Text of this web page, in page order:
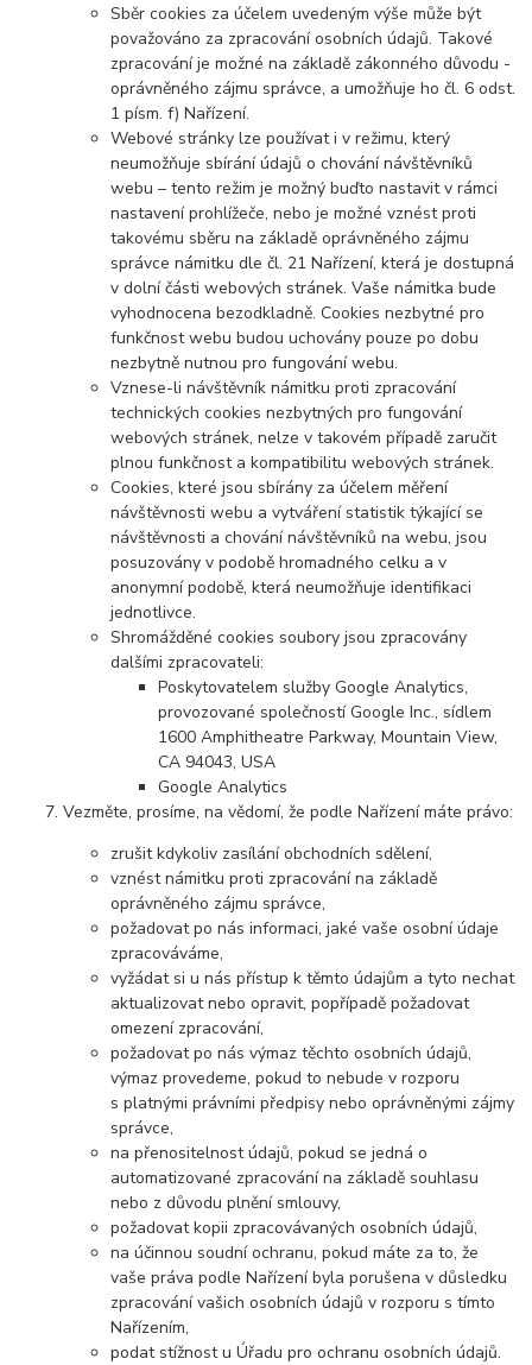
Sběr cookies za účelem uvedeným výše může být
považováno za zpracování osobních údajů. Takové
zpracování je možné na základě zákonného důvodu -
oprávněného zájmu správce, a umožňuje ho čl. 6 odst.
1 písm. f) Nařízení.
Webové stránky lze používat i v režimu, který
neumožňuje sbírání údajů o chování návštěvníků
webu – tento režim je možný buďto nastavit v rámci
nastavení prohlížeče, nebo je možné vznést proti
takovému sběru na základě oprávněného zájmu
správce námitku dle čl. 21 Nařízení, která je dostupná
v dolní části webových stránek. Vaše námitka bude
vyhodnocena bezodkladně. Cookies nezbytné pro
funkčnost webu budou uchovány pouze po dobu
nezbytně nutnou pro fungování webu.
Vznese-li návštěvník námitku proti zpracování
technických cookies nezbytných pro fungování
webových stránek, nelze v takovém případě zaručit
plnou funkčnost a kompatibilitu webových stránek.
Cookies, které jsou sbírány za účelem měření
návštěvnosti webu a vytváření statistik týkající se
návštěvnosti a chování návštěvníků na webu, jsou
posuzovány v podobě hromadného celku a v
anonymní podobě, která neumožňuje identifikaci
jednotlivce.
Shromážděné cookies soubory jsou zpracovány
dalšími zpracovateli:
Poskytovatelem služby Google Analytics,
provozované společností Google Inc., sídlem
1600 Amphitheatre Parkway, Mountain View,
CA 94043, USA
Google Analytics
Vezměte, prosíme, na vědomí, že podle Nařízení máte právo:
zrušit kdykoliv zasílání obchodních sdělení,
vznést námitku proti zpracování na základě
oprávněného zájmu správce,
požadovat po nás informaci, jaké vaše osobní údaje
zpracováváme,
vyžádat si u nás přístup k těmto údajům a tyto nechat
aktualizovat nebo opravit, popřípadě požadovat
omezení zpracování,
požadovat po nás výmaz těchto osobních údajů,
výmaz provedeme, pokud to nebude v rozporu
s platnými právními předpisy nebo oprávněnými zájmy
správce,
na přenositelnost údajů, pokud se jedná o
automatizované zpracování na základě souhlasu
nebo z důvodu plnění smlouvy,
požadovat kopii zpracovávaných osobních údajů,
na účinnou soudní ochranu, pokud máte za to, že
vaše práva podle Nařízení byla porušena v důsledku
zpracování vašich osobních údajů v rozporu s tímto
Nařízením,
podat stížnost u Úřadu pro ochranu osobních údajů.